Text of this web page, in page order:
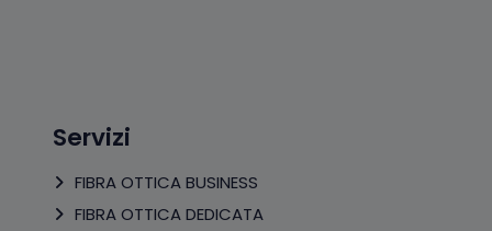
Servizi
FIBRA OTTICA BUSINESS
FIBRA OTTICA DEDICATA